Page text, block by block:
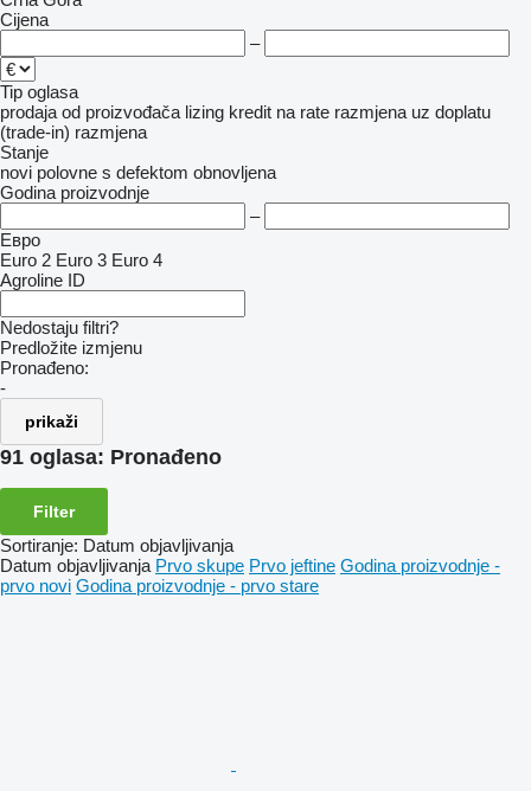
Cijena
–
Tip oglasa
prodaja od proizvođača lizing kredit na rate razmjena uz doplatu
(trade-in) razmjena
Stanje
novi polovne s defektom obnovljena
Godina proizvodnje
–
Евро
Euro 2 Euro 3 Euro 4
Agroline ID
Nedostaju filtri?
Predložite izmjenu
Pronađeno:
-
prikaži
91 oglasa: Pronađeno
Filter
Sortiranje: Datum objavljivanja
Datum objavljivanja Prvo skupe Prvo jeftine Godina proizvodnje -
prvo novi Godina proizvodnje - prvo stare